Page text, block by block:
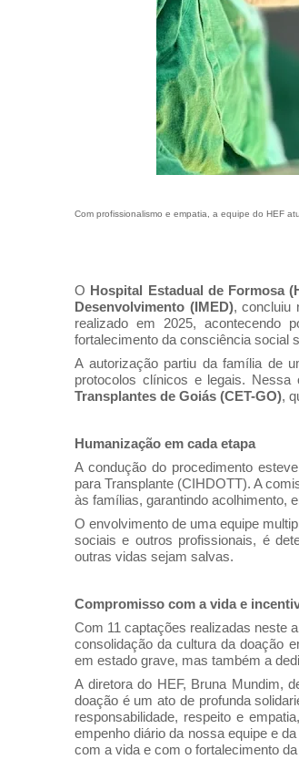
Com profissionalismo e empatia, a equipe do HEF
O Hospital Estadual de Formosa
Desenvolvimento (IMED), concluiu
realizado em 2025, acontecendo
fortalecimento da consciência social
A autorização partiu da família de
protocolos clínicos e legais.
Transplantes de Goiás (CET-GO),
Humanização em cada etapa
A condução do procedimento
para Transplante (CIHDOTT). A
às famílias, garantindo acolhimento,
O envolvimento de uma equipe
sociais e outros profissionais, é
outras vidas sejam salvas.
Compromisso com a vida e
Com 11 captações realizadas neste
consolidação da cultura da doação
em estado grave, mas também a
A diretora do HEF, Bruna Mundim,
doação é um ato de profunda
responsabilidade, respeito e
empenho diário da nossa equipe e
com a vida e com o fortalecimento